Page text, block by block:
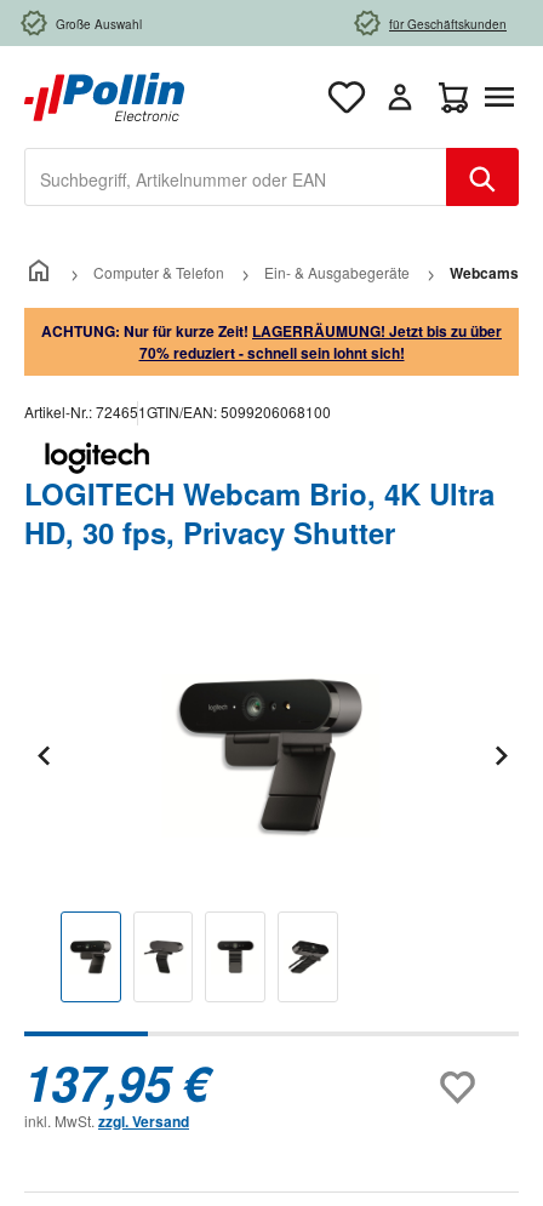
Zum Hauptinhalt springen
Große Auswahl für Geschäftskunden
Computer & Telefon Ein- & Ausgabegeräte Webcams
ACHTUNG: Nur für kurze Zeit! LAGERRÄUMUNG! Jetzt bis zu über
70% reduziert - schnell sein lohnt sich!
Artikel-Nr.:724651GTIN/EAN:5099206068100
LOGITECH Webcam Brio, 4K Ultra
HD, 30 fps, Privacy Shutter
137,95 €
inkl. MwSt. zzgl. Versand